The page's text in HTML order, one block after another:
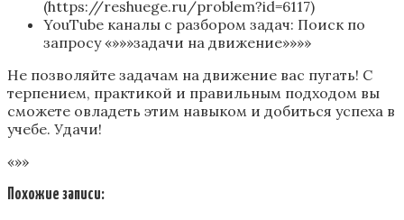
(https://reshuege.ru/problem?id=6117)
YouTube каналы с разбором задач: Поиск по
запросу «»»»задачи на движение»»»»
Не позволяйте задачам на движение вас пугать! С
терпением, практикой и правильным подходом вы
сможете овладеть этим навыком и добиться успеха в
учебе. Удачи!
«»»
Похожие записи: